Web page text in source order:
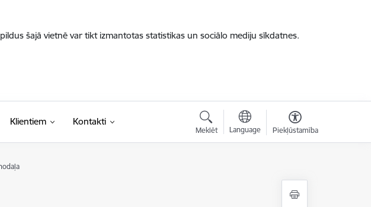
šajā vietnē var tikt izmantotas statistikas un sociālo mediju sīkdatnes.
Klientiem Kontakti
Meklēt Language Piekļūstamība